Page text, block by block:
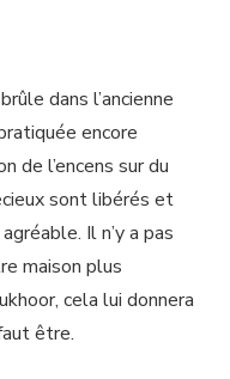
dans l’ancienne
encore
de l’encens sur du
sont libérés et
Il n’y a pas
maison plus
cela lui donnera
être.